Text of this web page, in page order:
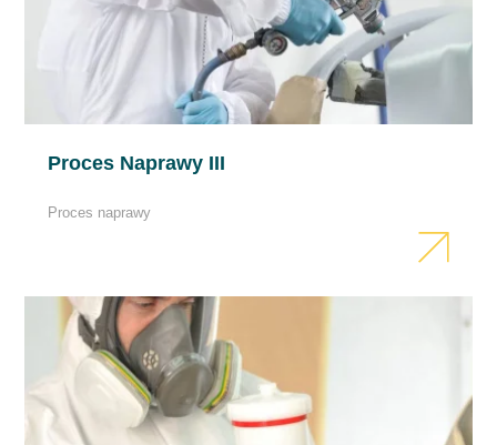
Temperatura otoczenia i temperatura
produktu aplikowanego powinny być
zbliżone.
Podczas pracy z produktami 2-
sprzętu ochrony osobistej. Chronić oczy i
drogi oddechowe.
Narzędzia powinny być myte
bezpośrednio po aplikacji.
Uwaga:W celu zachowania bezpieczeństwa
należy zawsze postępować zgodnie z
Proces Naprawy III
Proces naprawy